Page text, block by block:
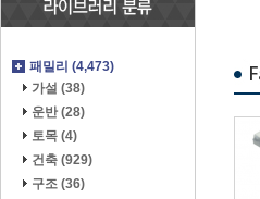
패밀리 (4,473)
가설 (38)
운반 (28)
토목 (4)
건축 (929)
구조 (36)